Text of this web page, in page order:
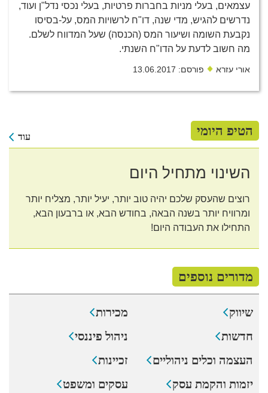
עצמאים, בעלי מניות בחברות פרטיות, בעלי נכסי נדל"ן ועוד,
נדרשים להגיש, מדי שנה, דו"ח לרשויות המס, על-בסיסו
נקבעת השומה ושיעור המס (הכנסה) שעל המדווח לשלם.
מה חשוב לדעת על הדו"ח השנתי.
אורי עזרא פורסם: 13.06.2017
הטיפ היומי עוד
השינוי מתחיל היום
רוצים שהעסק שלכם יהיה טוב יותר, יעיל יותר, מצליח יותר
ומרוויח יותר בשנה הבאה, בחודש הבא, או ברבעון הבא,
התחילו את העבודה היום!
מדורים נוספים
שיווק
מכירות
חדשות
ניהול פיננסי
העצמה וכלים ניהוליים
זכיינות
יזמות והקמת עסק
עסקים ומשפט